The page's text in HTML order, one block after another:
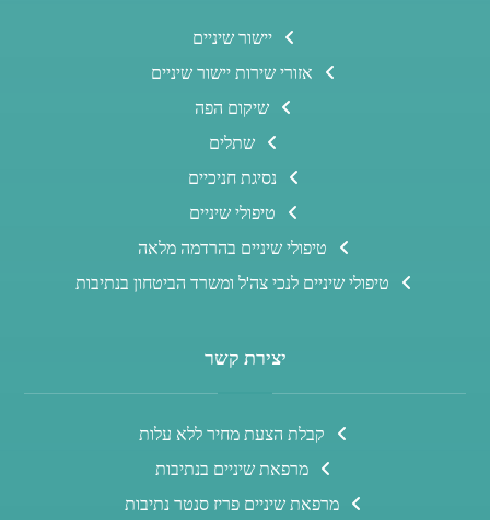
יישור שיניים
אזורי שירות יישור שיניים
שיקום הפה
שתלים
נסיגת חניכיים
טיפולי שיניים
טיפולי שיניים בהרדמה מלאה
טיפולי שיניים לנכי צה'ל ומשרד הביטחון בנתיבות
יצירת קשר
קבלת הצעת מחיר ללא עלות
מרפאת שיניים בנתיבות
מרפאת שיניים פריז סנטר נתיבות